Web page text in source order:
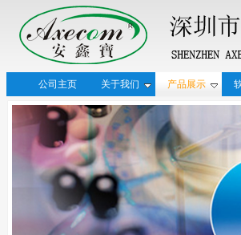
公司主页 关于我们 产品展示